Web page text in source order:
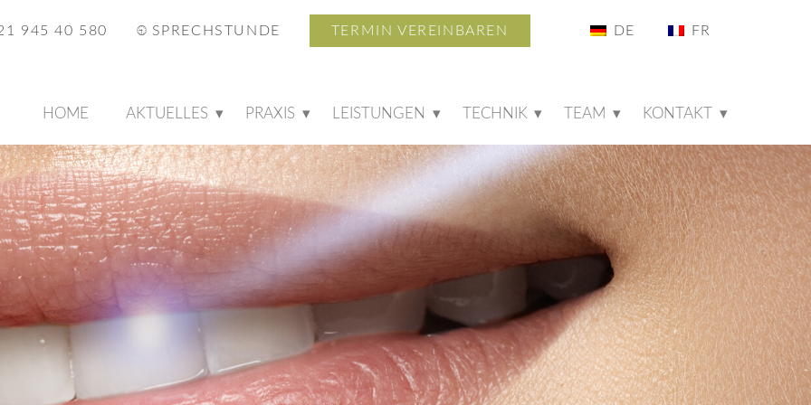
945 40 580 SPRECHSTUNDE TERMIN VEREINBAREN
HOME AKTUELLES PRAXIS LEISTUNGEN TECHNIK TEAM KONTAKT